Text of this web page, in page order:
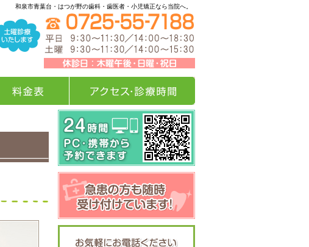
和泉市青葉台・はつが野の歯科・歯医者・小児矯正なら当院へ。
アクセス・診療時間